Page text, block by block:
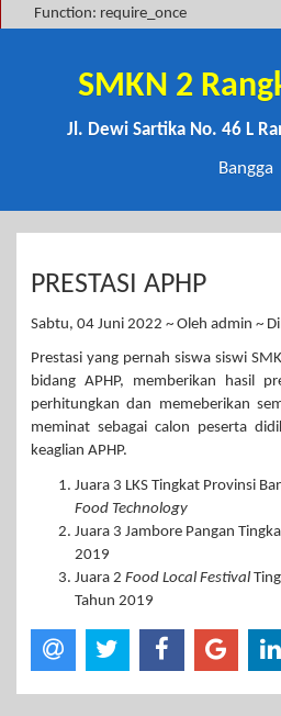
Function: require_once
SMKN 2
Jl. Dewi Sartika No. 46 L
Bangga
PRESTASI APHP
Sabtu, 04 Juni 2022 ~ Oleh admin ~
Prestasi yang pernah siswa siswi
bidang APHP, memberikan hasil
perhitungkan dan memeberikan
meminat sebagai calon peserta
keaglian APHP.
Juara 3 LKS Tingkat Provinsi
Food Technology
Juara 3 Jambore Pangan
2019
Juara 2 Food Local Festival
Tahun 2019